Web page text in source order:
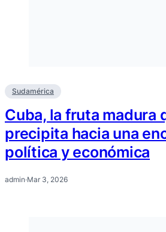
Sudamérica
Cuba, la fruta madura
precipita hacia una
política y económica
admin·Mar 3, 2026